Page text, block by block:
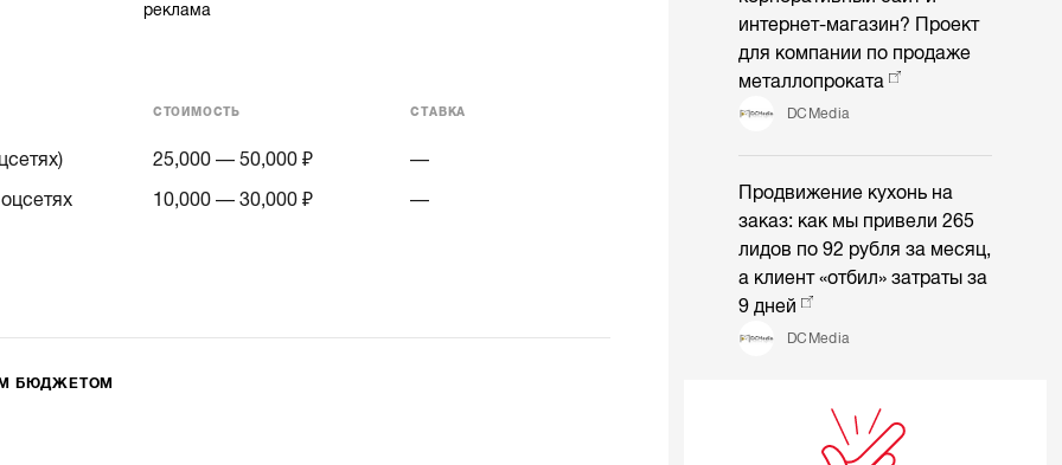
реклама
СТОИМОСТЬ СТАВКА
25,000 — 50,000 ₽
—
10,000 — 30,000 ₽ —
БЮДЖЕТОМ
интернет-магазин? Проект
для компании по продаже
металлопроката
DCMedia
Продвижение кухонь на
заказ: как мы привели 265
лидов по 92 рубля за месяц,
а клиент «отбил» затраты за
9 дней
DCMedia